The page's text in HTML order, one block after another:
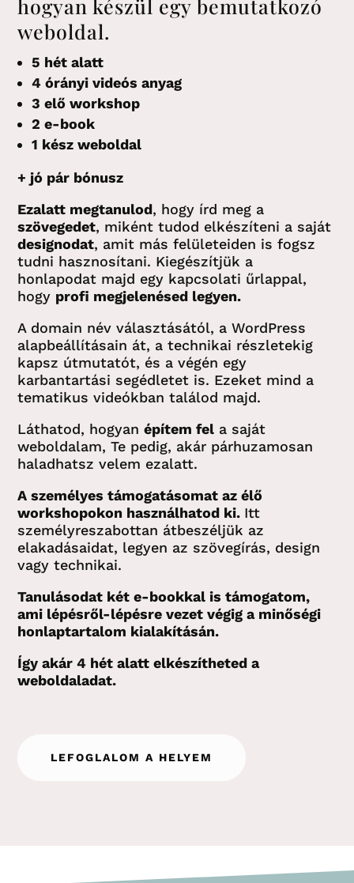
hogyan készül egy bemutatkozó
weboldal.
5 hét alatt
4 órányi videós anyag
3 elő workshop
2 e-book
1 kész weboldal
+ jó pár bónusz
Ezalatt megtanulod, hogy írd meg a
szövegedet, miként tudod elkészíteni a saját
designodat, amit más felületeiden is fogsz
tudni hasznosítani. Kiegészítjük a
honlapodat majd egy kapcsolati űrlappal,
hogy profi megjelenésed legyen.
A domain név választásától, a WordPress
alapbeállításain át, a technikai részletekig
kapsz útmutatót, és a végén egy
karbantartási segédletet is. Ezeket mind a
tematikus videókban találod majd.
Láthatod, hogyanépítem fel a saját
weboldalam, Te pedig, akár párhuzamosan
haladhatsz velem ezalatt.
A személyes támogatásomat az élő
workshopokon használhatod ki. Itt
személyreszabottan átbeszéljük az
elakadásaidat, legyen az szövegírás, design
vagy technikai.
Tanulásodat két e-bookkal is támogatom,
ami lépésről-lépésre vezet végig a minőségi
honlaptartalom kialakításán.
Így akár 4 hét alatt elkészítheted a
weboldaladat.
LEFOGLALOM A HELYEM